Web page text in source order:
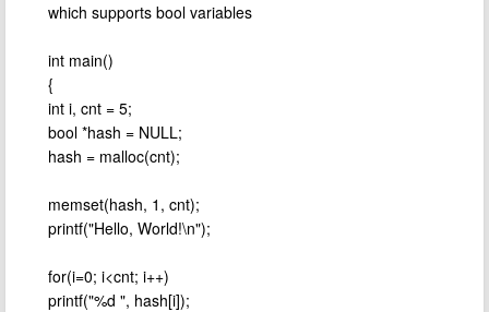
which supports bool variables
int main()
{
int i, cnt = 5;
bool *hash = NULL;
hash = malloc(cnt);
memset(hash, 1, cnt);
printf("Hello, World!\n");
for(i=0; i<cnt; i++)
printf("%d ", hash[i]);